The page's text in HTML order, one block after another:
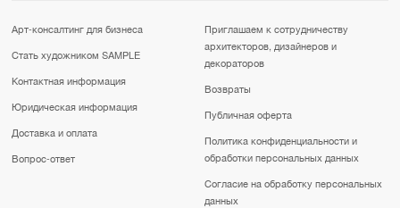
Арт-консалтинг для бизнеса
Стать художником SAMPLE
Контактная информация
Юридическая информация
Доставка и оплата
Вопрос-ответ
Приглашаем к сотрудничеству
архитекторов, дизайнеров и
декораторов
Возвраты
Публичная оферта
Политика конфиденциальности и
обработки персональных данных
Согласие на обработку персональных
данных